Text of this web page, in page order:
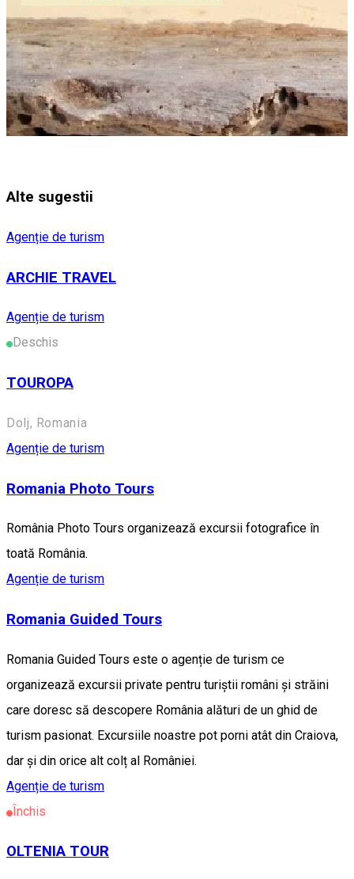
Alte sugestii
Agenție de turism
ARCHIE TRAVEL
Agenție de turism
Deschis
TOUROPA
Dolj, Romania
Agenție de turism
Romania Photo Tours
România Photo Tours organizează excursii fotografice în
toată România.
Agenție de turism
Romania Guided Tours
Romania Guided Tours este o agenție de turism ce
organizează excursii private pentru turiștii români și străini
care doresc să descopere România alături de un ghid de
turism pasionat. Excursiile noastre pot porni atât din Craiova,
dar și din orice alt colț al României.
Agenție de turism
Închis
OLTENIA TOUR